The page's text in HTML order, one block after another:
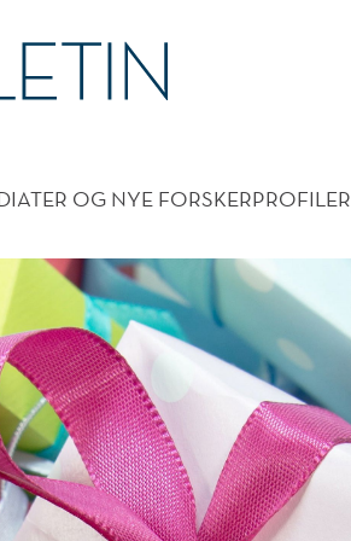
OG NYE FORSKERPROFILER